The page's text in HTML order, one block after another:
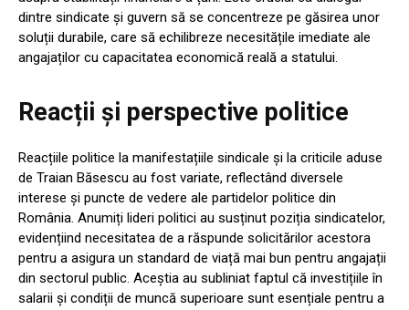
dintre sindicate și guvern să se concentreze pe găsirea unor
soluții durabile, care să echilibreze necesitățile imediate ale
angajaților cu capacitatea economică reală a statului.
Reacții și perspective politice
Reacțiile politice la manifestațiile sindicale și la criticile aduse
de Traian Băsescu au fost variate, reflectând diversele
interese și puncte de vedere ale partidelor politice din
România. Anumiți lideri politici au susținut poziția sindicatelor,
evidențiind necesitatea de a răspunde solicitărilor acestora
pentru a asigura un standard de viață mai bun pentru angajații
din sectorul public. Aceștia au subliniat faptul că investițiile în
salarii și condiții de muncă superioare sunt esențiale pentru a